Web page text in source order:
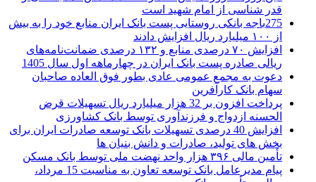
قدر شناسی از امام شهید است
275باجه بانکی روستایی پست بانک ایران منابع خود را به بیش
از ۱۰۰ میلیارد ریال افزایش دادند
افزایش ۷۰ درصدی منابع و ۱۳۲ درصدی ضمانت‌نامه‌های
ریالی صادره پست بانک ایران در چهارماهه اول سال 1405
دعوت به مجمع عمومی عادی بطور فوق العاده صاحبان
سهام بانک کارآفرین
پرداخت افزون بر 32 هزار میلیارد ریال تسهیلات قرض
الحسنه ازدواج و فرزندآوری توسط بانک کشاورزی
افزایش 40 درصدی تسهیلات بانک توسعه صادرات ایران برای
بخش های تولید، صادرات و دانش بنیان ها
تأمین مالی ۳۹۶ هزار واحد نهضت ملی توسط بانک مسکن
پیام مدیرعامل بانک توسعه تعاون به مناسبت 15 مرداد،